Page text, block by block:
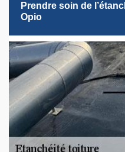
Prendre soin de
Opio